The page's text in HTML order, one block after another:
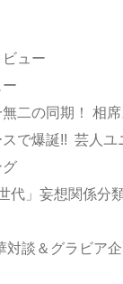
ビュー
無二の同期！ 相
スで爆誕!! 芸人
グ
代」妄想関係分
談＆グラビア